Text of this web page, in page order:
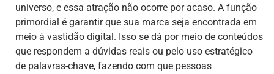
universo, e essa atração não ocorre por acaso. A função
primordial é garantir que sua marca seja encontrada em
meio à vastidão digital. Isso se dá por meio de conteúdos
que respondem a dúvidas reais ou pelo uso estratégico
de palavras-chave, fazendo com que pessoas